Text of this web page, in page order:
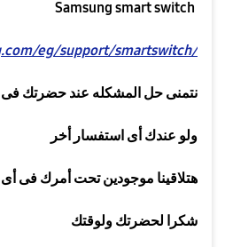
Samsung smart switch
eg/support/smartswitch/
نتمنى حل المشكله عند حضرتك
ولو عندك أى استفسار أخر
هتلاقينا موجودين تحت أمرك فى
شكرا لحضرتك ولوقتك